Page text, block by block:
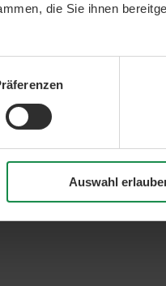
die Sie ihnen
Auswahl